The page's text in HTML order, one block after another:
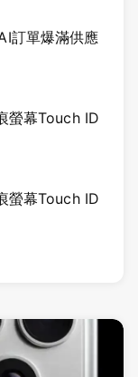
訂單爆滿供應
螢幕Touch ID
螢幕Touch ID